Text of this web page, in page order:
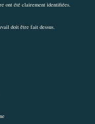
ont été clairement identifiées.
doit être fait dessus.